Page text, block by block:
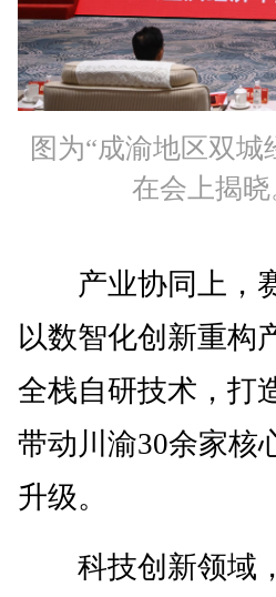
图为“成渝地区双
在会上揭
产业协同上，赛
以数智化创新重构
全栈自研技术，打
带动川渝30余家核
升级。
科技创新领域，